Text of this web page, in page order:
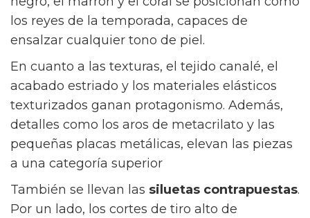
los reyes de la temporada, capaces de
ensalzar cualquier tono de piel.
En cuanto a las texturas, el tejido canalé, el
acabado estriado y los materiales elásticos
texturizados ganan protagonismo. Además,
detalles como los aros de metacrilato y las
pequeñas placas metálicas, elevan las piezas
a una categoría superior
También se llevan las siluetas contrapuestas.
Por un lado, los cortes de tiro alto de